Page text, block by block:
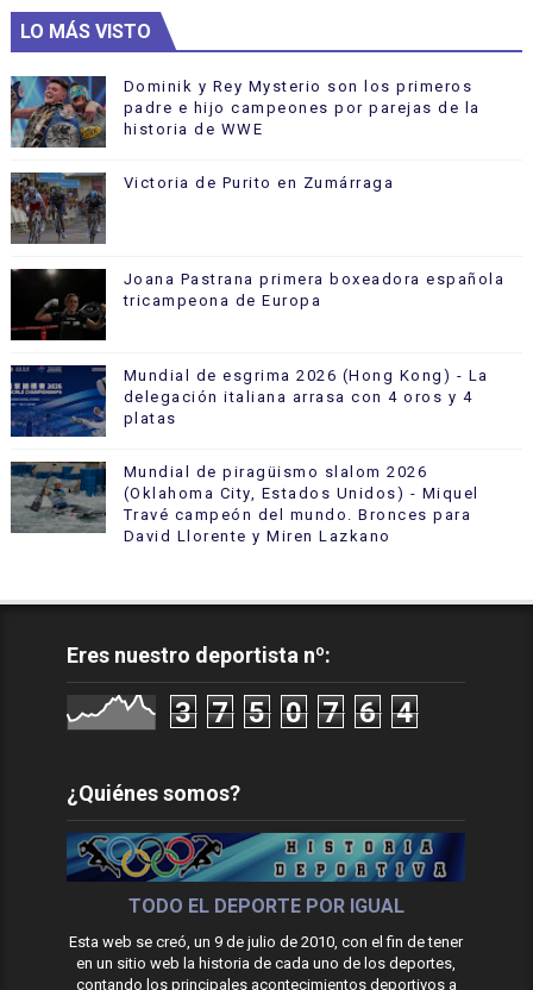
LO MÁS VISTO
Dominik y Rey Mysterio son los primeros
padre e hijo campeones por parejas de la
historia de WWE
Victoria de Purito en Zumárraga
Joana Pastrana primera boxeadora española
tricampeona de Europa
Mundial de esgrima 2026 (Hong Kong) - La
delegación italiana arrasa con 4 oros y 4
platas
Mundial de piragüismo slalom 2026
(Oklahoma City, Estados Unidos) - Miquel
Travé campeón del mundo. Bronces para
David Llorente y Miren Lazkano
Eres nuestro deportista nº:
3 7 5 0 7 6 4
¿Quiénes somos?
TODO EL DEPORTE POR IGUAL
Esta web se creó, un 9 de julio de 2010, con el fin de tener
en un sitio web la historia de cada uno de los deportes,
contando los principales acontecimientos deportivos a